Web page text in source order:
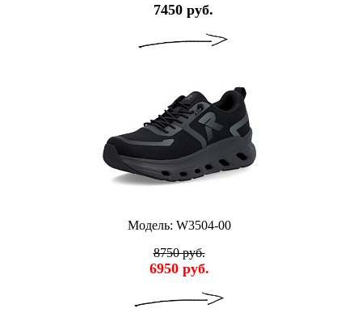
7450 руб.
Модель: W3504-00
8750 руб.
6950 руб.